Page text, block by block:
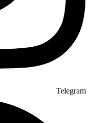
Telegram